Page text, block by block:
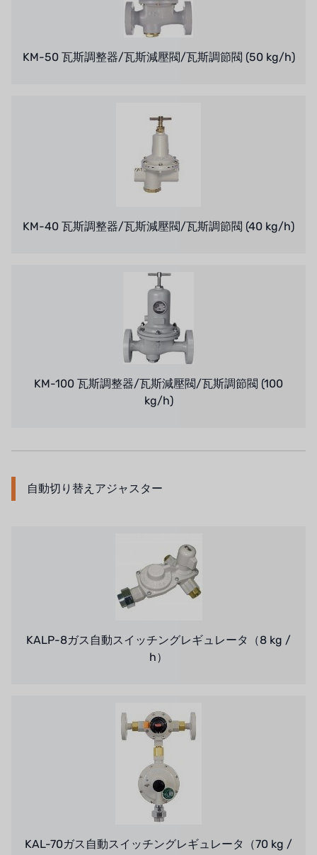
KM-50 瓦斯調整器/瓦斯減壓閥/瓦斯調節閥 (50 kg/h)
KM-40 瓦斯調整器/瓦斯減壓閥/瓦斯調節閥 (40 kg/h)
KM-100 瓦斯調整器/瓦斯減壓閥/瓦斯調節閥 (100
kg/h)
自動切り替えアジャスター
KALP-8ガス自動スイッチングレギュレータ（8 kg /
h）
KAL-70ガス自動スイッチングレギュレータ（70 kg /